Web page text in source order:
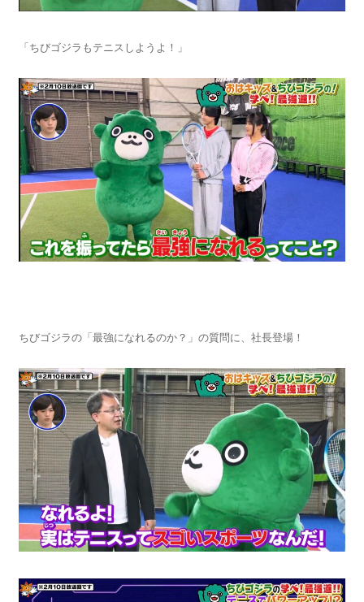
「ちびゴジラもテニスしようよ！」
ちびゴジラの「最強になれるのか？」の質問に、社長登場！